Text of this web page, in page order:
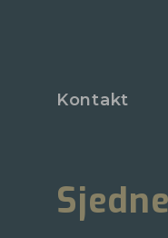
Kontakt